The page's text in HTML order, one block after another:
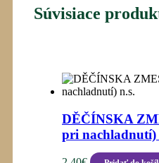
Súvisiace
DĚČÍNSKA
pri nachladnutí)